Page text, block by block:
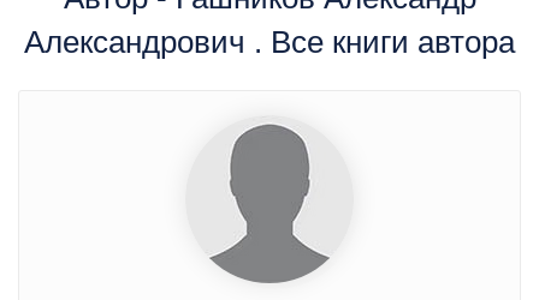
Александрович . Все книги автора